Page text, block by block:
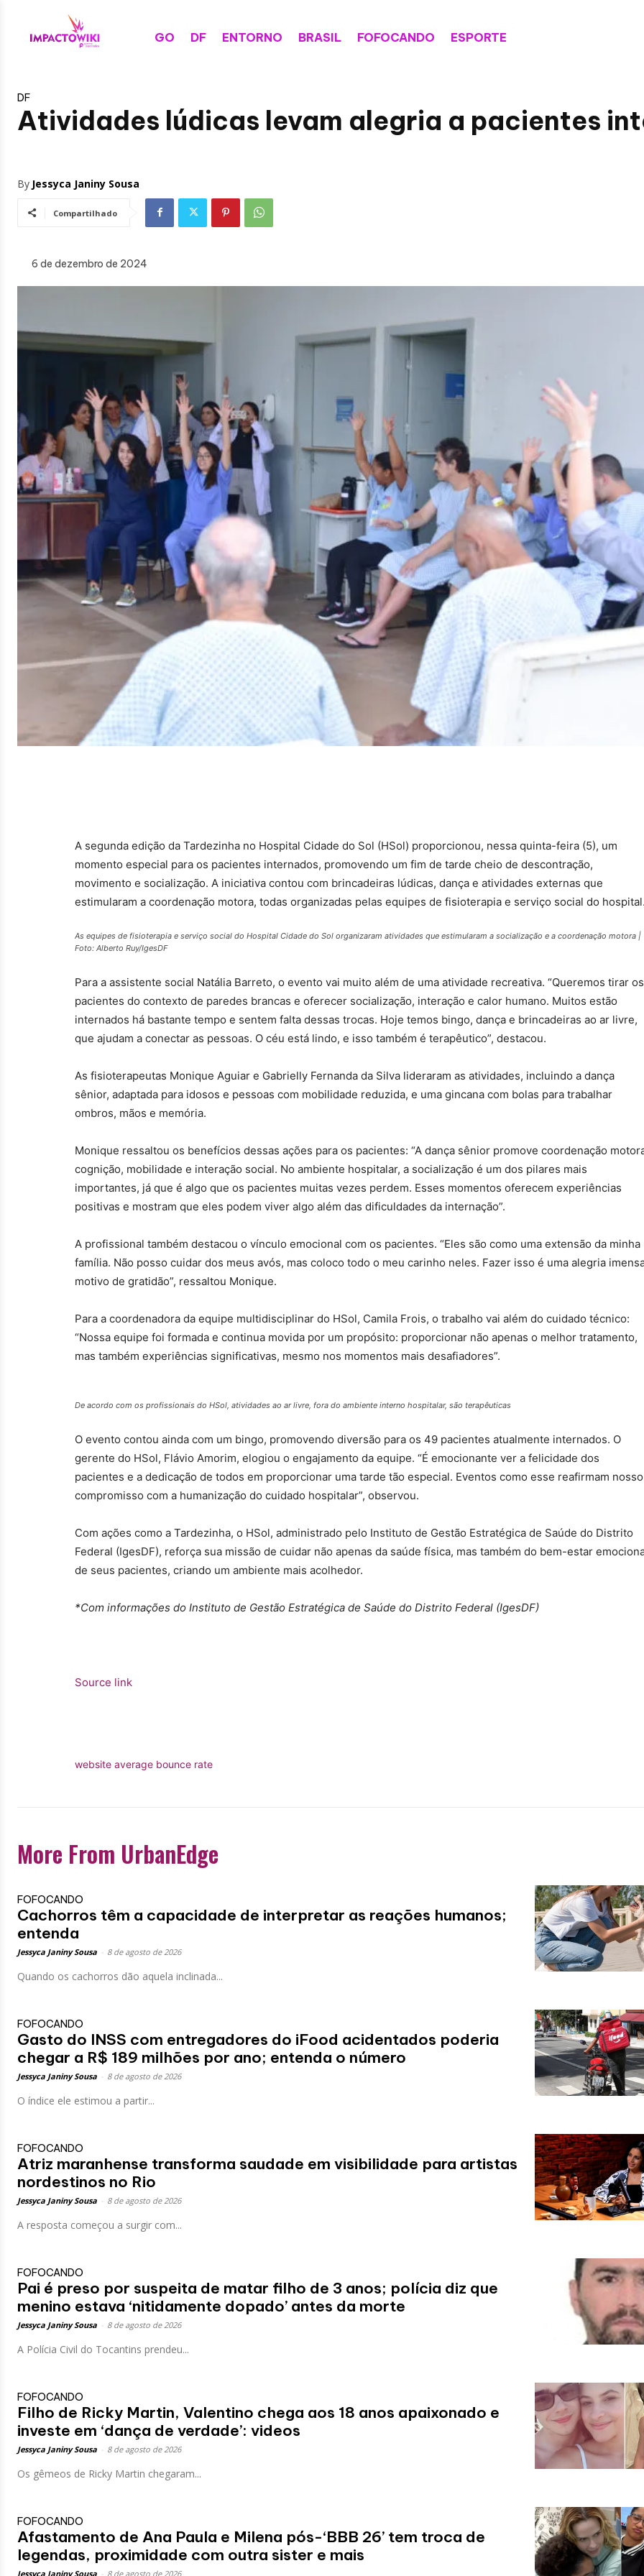
GO DF ENTORNO BRASIL FOFOCANDO ESPORTE
DF
Atividades lúdicas levam alegria a pacientes
By Jessyca Janiny Sousa
Compartilhado
6 de dezembro de 2024
A segunda edição da Tardezinha no Hospital Cidade do Sol (HSol) proporcionou, nessa quinta-feira (5), um
momento especial para os pacientes internados, promovendo um fim de tarde cheio de descontração,
movimento e socialização. A iniciativa contou com brincadeiras lúdicas, dança e atividades externas que
estimularam a coordenação motora, todas organizadas pelas equipes de fisioterapia e serviço social do
As equipes de fisioterapia e serviço social do Hospital Cidade do Sol organizaram atividades que estimularam a socialização e a coordenação motora |
Foto: Alberto Ruy/IgesDF
Para a assistente social Natália Barreto, o evento vai muito além de uma atividade recreativa. “Queremos tirar os
pacientes do contexto de paredes brancas e oferecer socialização, interação e calor humano. Muitos estão
internados há bastante tempo e sentem falta dessas trocas. Hoje temos bingo, dança e brincadeiras ao ar livre,
que ajudam a conectar as pessoas. O céu está lindo, e isso também é terapêutico”, destacou.
As fisioterapeutas Monique Aguiar e Gabrielly Fernanda da Silva lideraram as atividades, incluindo a dança
sênior, adaptada para idosos e pessoas com mobilidade reduzida, e uma gincana com bolas para trabalhar
ombros, mãos e memória.
Monique ressaltou os benefícios dessas ações para os pacientes: “A dança sênior promove coordenação
cognição, mobilidade e interação social. No ambiente hospitalar, a socialização é um dos pilares mais
importantes, já que é algo que os pacientes muitas vezes perdem. Esses momentos oferecem experiências
positivas e mostram que eles podem viver algo além das dificuldades da internação”.
A profissional também destacou o vínculo emocional com os pacientes. “Eles são como uma extensão da minha
família. Não posso cuidar dos meus avós, mas coloco todo o meu carinho neles. Fazer isso é uma alegria
motivo de gratidão”, ressaltou Monique.
Para a coordenadora da equipe multidisciplinar do HSol, Camila Frois, o trabalho vai além do cuidado técnico:
“Nossa equipe foi formada e continua movida por um propósito: proporcionar não apenas o melhor tratamento,
mas também experiências significativas, mesmo nos momentos mais desafiadores”.
De acordo com os profissionais do HSol, atividades ao ar livre, fora do ambiente interno hospitalar, são terapêuticas
O evento contou ainda com um bingo, promovendo diversão para os 49 pacientes atualmente internados. O
gerente do HSol, Flávio Amorim, elogiou o engajamento da equipe. “É emocionante ver a felicidade dos
pacientes e a dedicação de todos em proporcionar uma tarde tão especial. Eventos como esse reafirmam nosso
compromisso com a humanização do cuidado hospitalar”, observou.
Com ações como a Tardezinha, o HSol, administrado pelo Instituto de Gestão Estratégica de Saúde do Distrito
Federal (IgesDF), reforça sua missão de cuidar não apenas da saúde física, mas também do bem-estar
de seus pacientes, criando um ambiente mais acolhedor.
*Com informações do Instituto de Gestão Estratégica de Saúde do Distrito Federal (IgesDF)
Source link
website average bounce rate
More From UrbanEdge
FOFOCANDO
Cachorros têm a capacidade de interpretar as reações humanos;
entenda
Jessyca Janiny Sousa 8 de agosto de 2026
Quando os cachorros dão aquela inclinada...
FOFOCANDO
Gasto do INSS com entregadores do iFood acidentados poderia
chegar a R$ 189 milhões por ano; entenda o número
Jessyca Janiny Sousa 8 de agosto de 2026
O índice ele estimou a partir...
FOFOCANDO
Atriz maranhense transforma saudade em visibilidade para artistas
nordestinos no Rio
Jessyca Janiny Sousa 8 de agosto de 2026
A resposta começou a surgir com...
FOFOCANDO
Pai é preso por suspeita de matar filho de 3 anos; polícia diz que
menino estava ‘nitidamente dopado’ antes da morte
Jessyca Janiny Sousa 8 de agosto de 2026
A Polícia Civil do Tocantins prendeu...
FOFOCANDO
Filho de Ricky Martin, Valentino chega aos 18 anos apaixonado e
investe em ‘dança de verdade’: videos
Jessyca Janiny Sousa 8 de agosto de 2026
Os gêmeos de Ricky Martin chegaram...
FOFOCANDO
Afastamento de Ana Paula e Milena pós-‘BBB 26’ tem troca de
legendas, proximidade com outra sister e mais
Jessyca Janiny Sousa 8 de agosto de 2026